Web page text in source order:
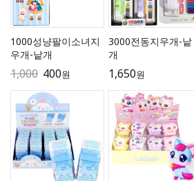
1000성냥팔이소녀지
우개-낱개
1,000 400원
3000전동지우개-낱
개
1,650원